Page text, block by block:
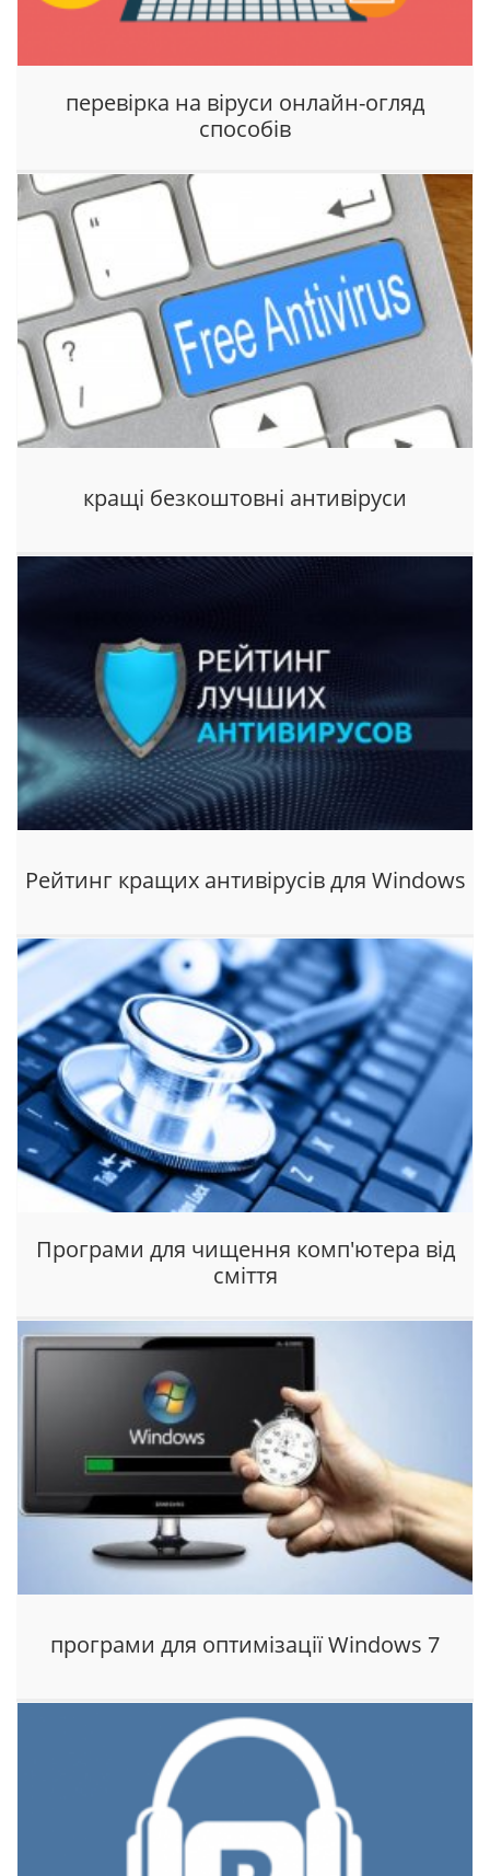
перевірка на віруси онлайн-огляд
способів
кращі безкоштовні антивіруси
Рейтинг кращих антивірусів для Windows
Програми для чищення комп'ютера від
сміття
програми для оптимізації Windows 7